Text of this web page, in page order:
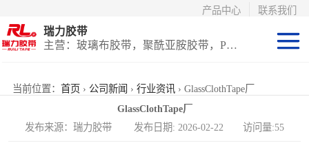
联系我们
产品中心
瑞力胶带
主营：玻璃布胶带，聚酰亚胺胶带，PET高温胶带，耐高温保护膜
当前位置： 首页 › 公司新闻 › 行业资讯 › GlassClothTape厂
GlassClothTape厂
发布来源：瑞力胶带 发布日期: 2026-02-22 访问量:55
聚酰亚胺系列
玻璃布胶带（特